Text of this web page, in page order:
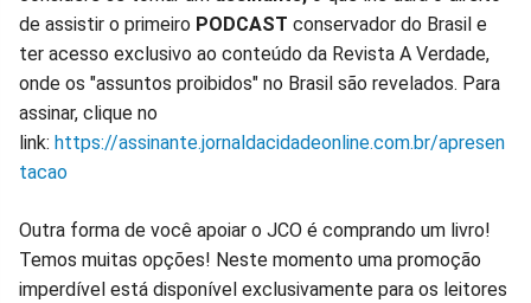
de assistir o primeiro PODCAST conservador do Brasil e
ter acesso exclusivo ao conteúdo da Revista A Verdade,
onde os "assuntos proibidos" no Brasil são revelados. Para
assinar, clique no
link: https://assinante.jornaldacidadeonline.com.br/apresen
tacao
Outra forma de você apoiar o JCO é comprando um livro!
Temos muitas opções! Neste momento uma promoção
imperdível está disponível exclusivamente para os leitores